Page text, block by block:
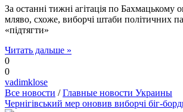
За останні тижні агітація по Бахмацькому
мляво, схоже, виборчі штаби політичних
«підтягти»
Читать дальше »
0
0
vadimklose
Все новости /Главные новости Украины
Чернігівський мер оновив виборчі біг-